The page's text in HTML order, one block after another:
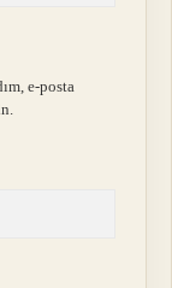
e-posta